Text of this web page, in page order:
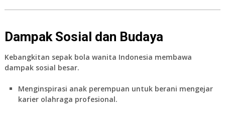
Dampak Sosial dan Budaya
Kebangkitan sepak bola wanita Indonesia membawa
dampak sosial besar.
Menginspirasi anak perempuan untuk berani mengejar
karier olahraga profesional.